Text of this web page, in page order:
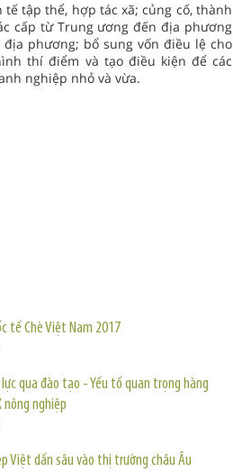
tập thể, hợp tác xã; củng cố, thành
cấp từ Trung ương đến địa phương
phương; bổ sung vốn điều lệ cho
thí điểm và tạo điều kiện để các
nghiệp nhỏ và vừa.
tế Chè Việt Nam 2017
qua đào tạo - Yếu tố quan trọng hàng
nông nghiệp
Việt dấn sâu vào thị trường châu Âu